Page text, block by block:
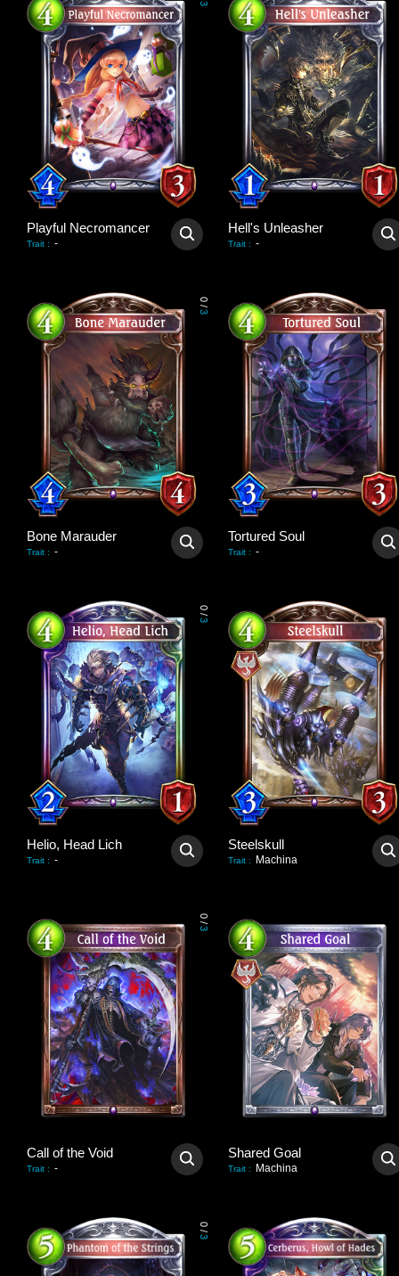
3
Playful Necromancer
Trait : -
Hell's Unleasher
Trait : -
0
/
3
Bone Marauder
Trait : -
Tortured Soul
Trait : -
0
/
3
Helio, Head Lich
Trait : -
Steelskull
Trait : Machina
0
/
3
Call of the Void
Trait : -
Shared Goal
Trait : Machina
0
/
3